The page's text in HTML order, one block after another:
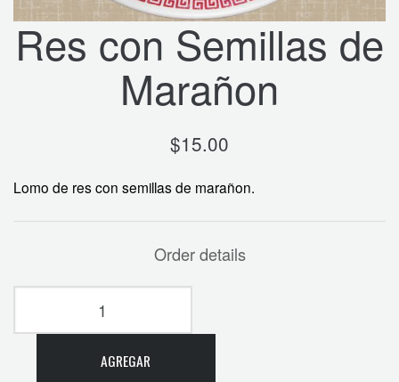
Res con Semillas de
Marañon
$15.00
Lomo de res con semillas de marañon.
Order details
AGREGAR